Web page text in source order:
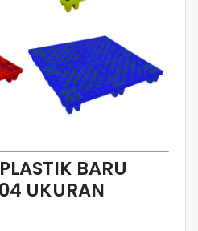
BARU
UKURAN